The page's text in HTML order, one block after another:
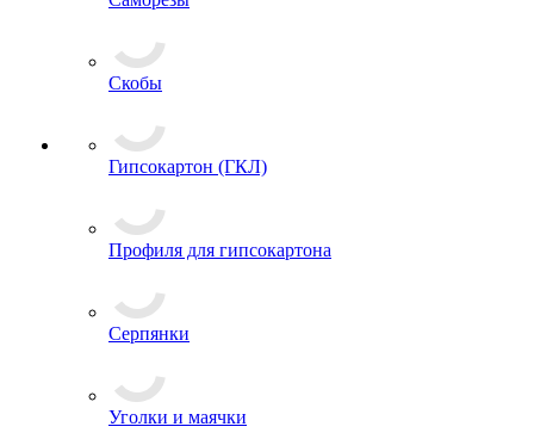
Скобы
Гипсокартон (ГКЛ)
Профиля для гипсокартона
Серпянки
Уголки и маячки